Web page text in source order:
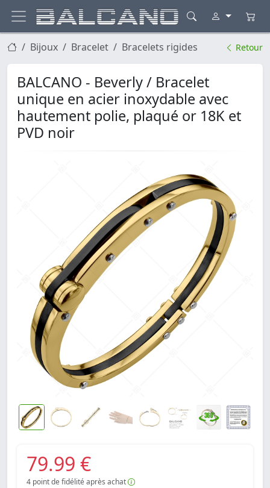
Bijoux Bracelet Bracelets rigides Retour
BALCANO - Beverly / Bracelet
unique en acier inoxydable avec
hautement polie, plaqué or 18K et
PVD noir
79.99 €
4 point de fidélité après achat